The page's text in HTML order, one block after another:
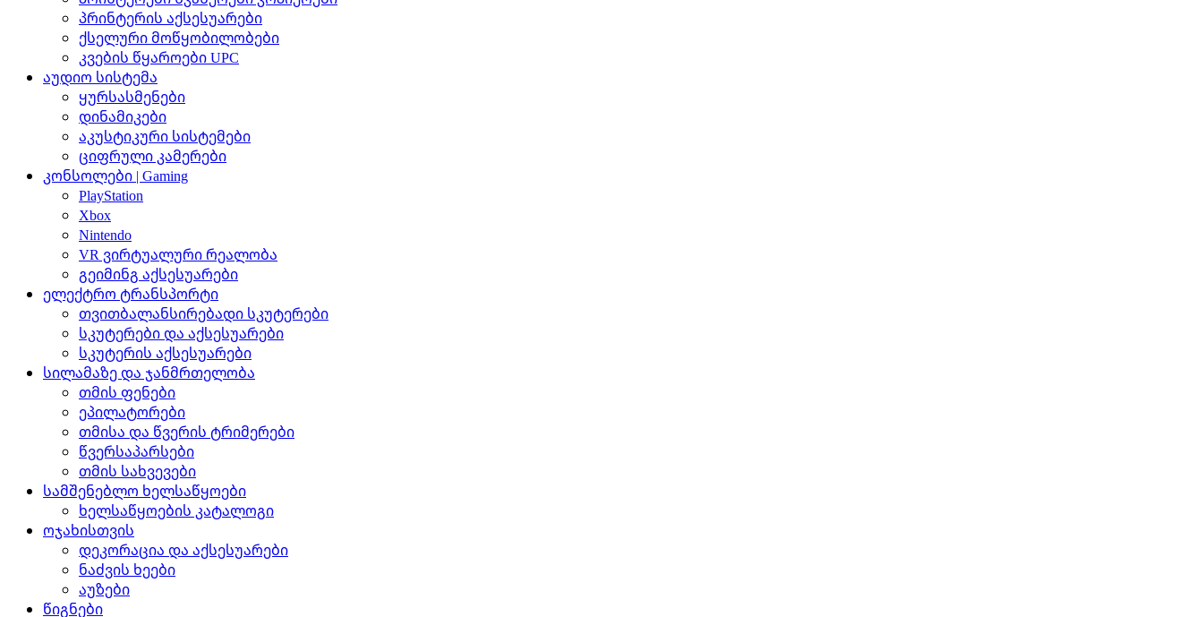
პრინტერის აქსესუარები
ქსელური მოწყობილობები
კვების წყაროები UPC
აუდიო სისტემა
ყურსასმენები
დინამიკები
აკუსტიკური სისტემები
ციფრული კამერები
კონსოლები | Gaming
PlayStation
Xbox
Nintendo
VR ვირტუალური რეალობა
გეიმინგ აქსესუარები
ელექტრო ტრანსპორტი
თვითბალანსირებადი სკუტერები
სკუტერები და აქსესუარები
სკუტერის აქსესუარები
სილამაზე და ჯანმრთელობა
თმის ფენები
ეპილატორები
თმისა და წვერის ტრიმერები
წვერსაპარსები
თმის სახვევები
სამშენებლო ხელსაწყოები
ხელსაწყოების კატალოგი
ოჯახისთვის
დეკორაცია და აქსესუარები
ნაძვის ხეები
აუზები
წიგნები